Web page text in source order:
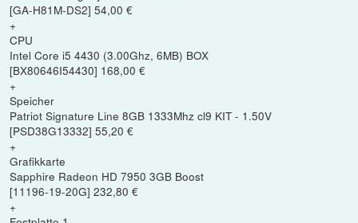
[GA-H81M-DS2] 54,00 €
+
CPU
Intel Core i5 4430 (3.00Ghz, 6MB) BOX
[BX80646I54430] 168,00 €
+
Speicher
Patriot Signature Line 8GB 1333Mhz cl9 KIT - 1.50V
[PSD38G13332] 55,20 €
+
Grafikkarte
Sapphire Radeon HD 7950 3GB Boost
[11196-19-20G] 232,80 €
+